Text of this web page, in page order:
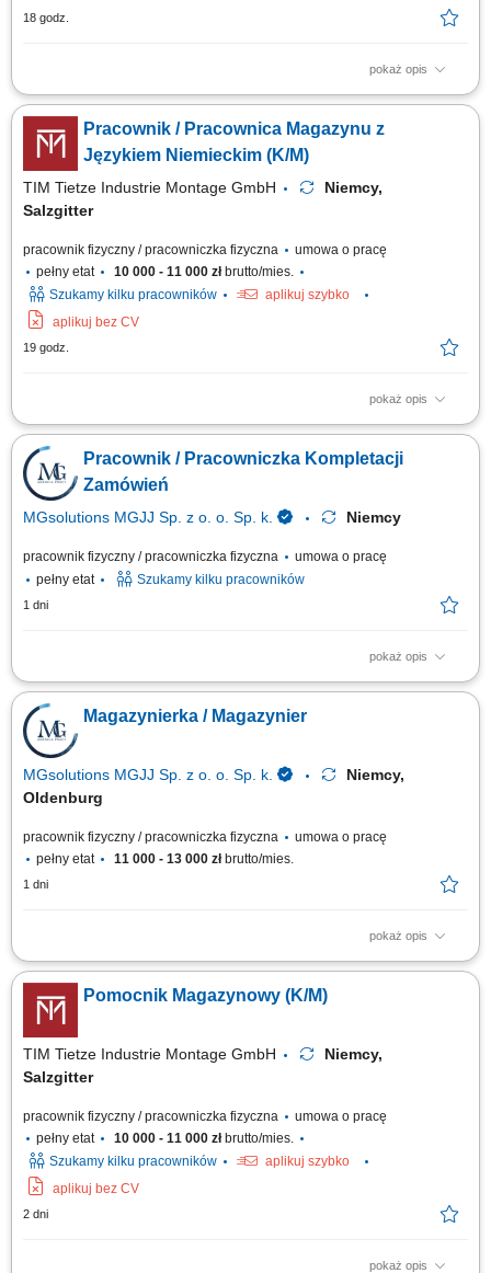
18 godz.
pokaż opis
Opis stanowiska: Realizowanie procesów logistycznych obejmujących
kompletowanie zamówień, pakowanie towaru oraz szykowanie paczek do
wysyłki. Sprawny odbiór i wydawanie asortymentu magazynowego oraz
nadzór nad załadunkiem i rozładunkiem pojazdów dostawczych.
Prowadzenie weryfikacji...
Pracownik / Pracownica Magazynu z
Językiem Niemieckim (K/M)
TIM Tietze Industrie Montage GmbH
Niemcy,
Salzgitter
pracownik fizyczny / pracowniczka fizyczna
umowa o pracę
pełny etat
10 000 - 11 000 złbrutto/mies.
Szukamy kilku pracowników
aplikuj szybko
aplikuj bez CV
19 godz.
pokaż opis
Opis stanowiska: Przygotowywanie elementów oraz asortymentu
magazynowego do bezpiecznego transportu i wysyłki. Szybkie i
bezbłędne kompletowanie zamówień zgodnie z wytycznymi i kartami
technologicznymi. Przepakowywanie oraz sortowanie asortymentu z
zachowaniem najwyższych wymogów...
Pracownik / Pracowniczka Kompletacji
Zamówień
MGsolutions MGJJ Sp. z o. o. Sp. k. Niemcy
pracownik fizyczny / pracowniczka fizyczna
umowa o pracę
pełny etat
Szukamy kilku pracowników
1 dni
pokaż opis
Zakres obowiązków: Kompletowanie zamówień zgodnie z
zapotrzebowaniem magazynu. Układanie oraz przygotowywanie towarów
do dalszej wysyłki. Wykonywanie prostych prac magazynowych i
pomocniczych. Dbanie o porządek w miejscu pracy. Przestrzeganie
obowiązujących procedur i zasad bezpieczeństwa.
Magazynierka / Magazynier
MGsolutions MGJJ Sp. z o. o. Sp. k.
Niemcy,
Oldenburg
pracownik fizyczny / pracowniczka fizyczna
umowa o pracę
pełny etat
11 000 - 13 000 złbrutto/mies.
1 dni
pokaż opis
Zakres zadań: Realizacja zamówień (Order Picker) na dziale owoców i
warzyw; Praca z systemem słuchawkowym w języku polskim; Układanie
towaru i kontrola jego jakości; Drobne i proste prace pomocnicze w
magazynie;
Pomocnik Magazynowy (K/M)
TIM Tietze Industrie Montage GmbH
Niemcy,
Salzgitter
pracownik fizyczny / pracowniczka fizyczna
umowa o pracę
pełny etat
10 000 - 11 000 złbrutto/mies.
Szukamy kilku pracowników
aplikuj szybko
aplikuj bez CV
2 dni
pokaż opis